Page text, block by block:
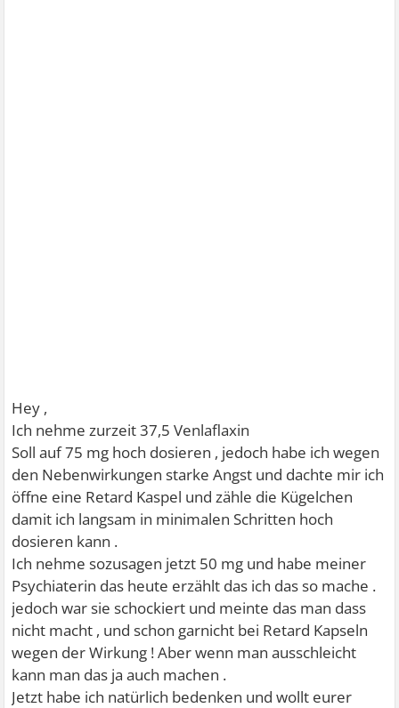
Hey ,
Ich nehme zurzeit 37,5 Venlaflaxin
Soll auf 75 mg hoch dosieren , jedoch habe ich wegen
den Nebenwirkungen starke Angst und dachte mir ich
öffne eine Retard Kaspel und zähle die Kügelchen
damit ich langsam in minimalen Schritten hoch
dosieren kann .
Ich nehme sozusagen jetzt 50 mg und habe meiner
Psychiaterin das heute erzählt das ich das so mache .
jedoch war sie schockiert und meinte das man dass
nicht macht , und schon garnicht bei Retard Kapseln
wegen der Wirkung ! Aber wenn man ausschleicht
kann man das ja auch machen .
Jetzt habe ich natürlich bedenken und wollt eurer